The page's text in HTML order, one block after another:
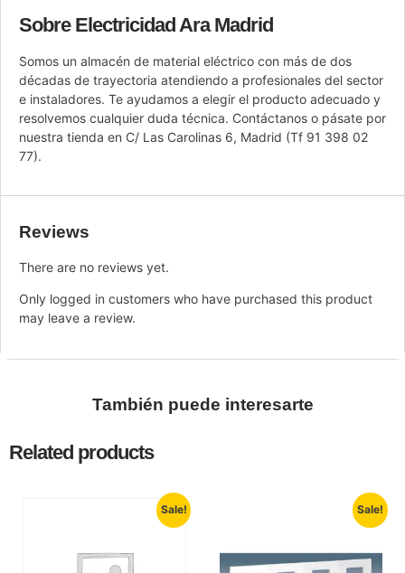
Sobre Electricidad Ara Madrid
Somos un almacén de material eléctrico con más de dos
décadas de trayectoria atendiendo a profesionales del sector
e instaladores. Te ayudamos a elegir el producto adecuado y
resolvemos cualquier duda técnica. Contáctanos o pásate por
nuestra tienda en C/ Las Carolinas 6, Madrid (Tf 91 398 02
77).
Reviews
There are no reviews yet.
Only logged in customers who have purchased this product
may leave a review.
También puede interesarte
Related products
Sale! Sale!